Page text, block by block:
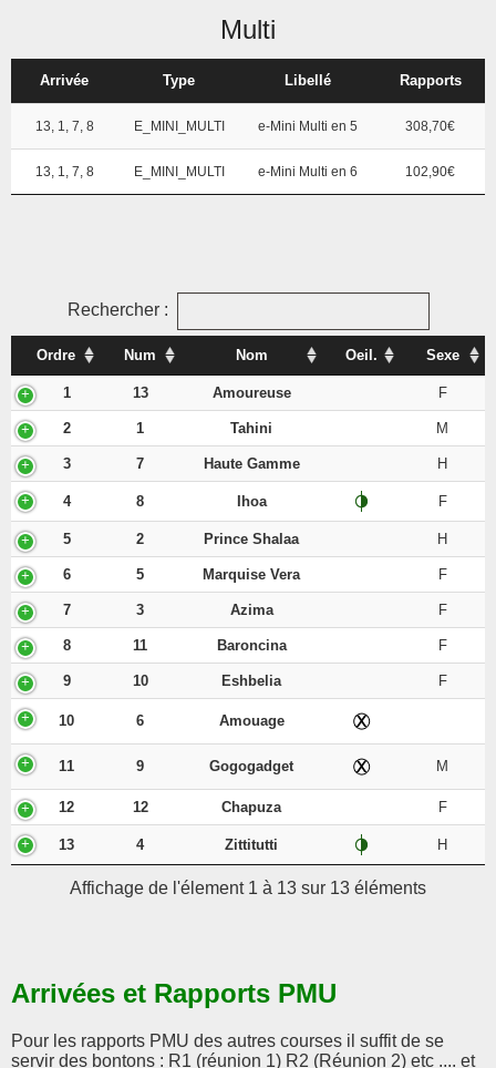
Multi
Arrivée Type Libellé Rapports
13, 1, 7, 8 E_MINI_MULTI e-Mini Multi en 5 308,70€
13, 1, 7, 8 E_MINI_MULTI e-Mini Multi en 6 102,90€
Rechercher :
Ordre Num Nom Oeil. Sexe
1 13 Amoureuse F
2 1 Tahini M
3 7 Haute Gamme H
4 8 Ihoa F
5 2 Prince Shalaa H
6 5 Marquise Vera F
7 3 Azima F
8 11 Baroncina F
9 10 Eshbelia F
10 6 Amouage
11 9 Gogogadget M
12 12 Chapuza F
13 4 Zittitutti H
Affichage de l'élement 1 à 13 sur 13 éléments
Arrivées et Rapports PMU
Pour les rapports PMU des autres courses il suffit de se
servir des bontons : R1 (réunion 1) R2 (Réunion 2) etc .... et